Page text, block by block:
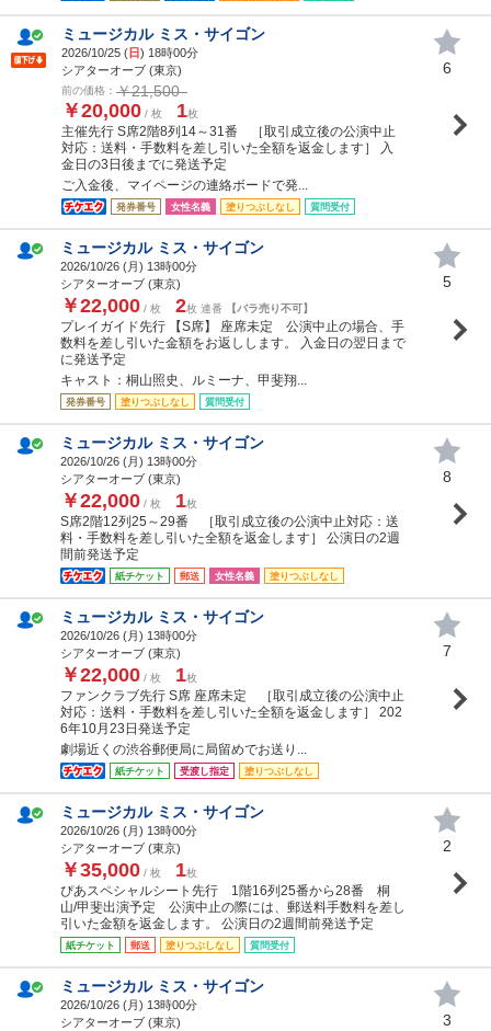
ミュージカル ミス・サイゴン
2026/10/25 (日) 18時00分
シアターオーブ (東京)
前の価格： ￥21,500
￥20,000 / 枚 1枚
主催先行 S席2階8列14～31番 ［取引成立後の公演中止
対応：送料・手数料を差し引いた全額を返金します］ 入
金日の3日後までに発送予定
ご入金後、マイページの連絡ボードで発...
発券番号 女性名義 塗りつぶしなし 質問受付
6
ミュージカル ミス・サイゴン
2026/10/26 (月) 13時00分
シアターオーブ (東京)
￥22,000 / 枚 2枚 連番 【バラ売り不可】
プレイガイド先行 【S席】 座席未定 公演中止の場合、手
数料を差し引いた金額をお返しします。 入金日の翌日まで
に発送予定
キャスト：桐山照史、ルミーナ、甲斐翔...
発券番号 塗りつぶしなし 質問受付
5
ミュージカル ミス・サイゴン
2026/10/26 (月) 13時00分
シアターオーブ (東京)
￥22,000 / 枚 1枚
S席2階12列25～29番 ［取引成立後の公演中止対応：送
料・手数料を差し引いた全額を返金します］ 公演日の2週
間前発送予定
紙チケット 郵送 女性名義 塗りつぶしなし
8
ミュージカル ミス・サイゴン
2026/10/26 (月) 13時00分
シアターオーブ (東京)
￥22,000 / 枚 1枚
ファンクラブ先行 S席 座席未定 ［取引成立後の公演中止
対応：送料・手数料を差し引いた全額を返金します］ 202
6年10月23日発送予定
劇場近くの渋谷郵便局に局留めでお送り...
紙チケット 受渡し指定 塗りつぶしなし
7
ミュージカル ミス・サイゴン
2026/10/26 (月) 13時00分
シアターオーブ (東京)
￥35,000 / 枚 1枚
ぴあスペシャルシート先行 1階16列25番から28番 桐
山/甲斐出演予定 公演中止の際には、郵送料手数料を差し
引いた金額を返金します。 公演日の2週間前発送予定
紙チケット 郵送 塗りつぶしなし 質問受付
2
ミュージカル ミス・サイゴン
2026/10/26 (月) 13時00分
シアターオーブ (東京)
3